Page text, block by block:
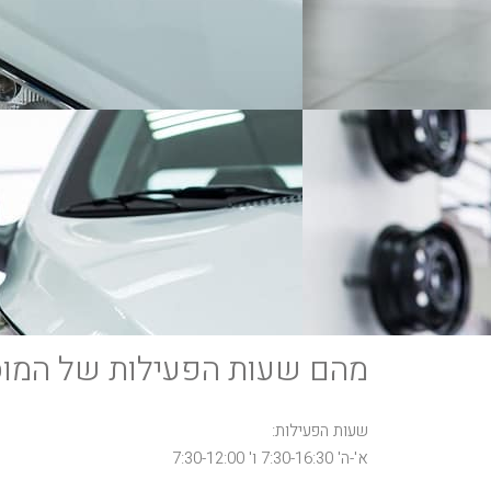
מהם שעות הפעילות של
שעות הפעילות:
א'-ה' 7:30-16:30 ו' 7:30-12:00